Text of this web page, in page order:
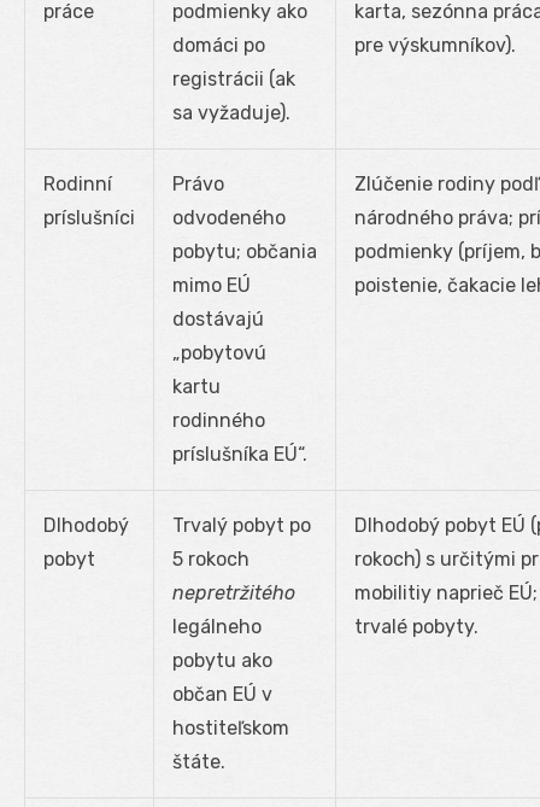
práce
podmienky ako
domáci po
registrácii (ak
sa vyžaduje).
karta, sezónna
pre výskumníkov).
Rodinní
príslušníci
Právo
odvodeného
pobytu; občania
mimo EÚ
dostávajú
„pobytovú
kartu
rodinného
príslušníka EÚ“.
Zlúčenie rodiny
národného práva;
podmienky (príjem,
poistenie, čakacie
Dlhodobý
pobyt
Trvalý pobyt po
5 rokoch
nepretržitého
legálneho
pobytu ako
občan EÚ v
hostiteľskom
štáte.
Dlhodobý pobyt EÚ
rokoch) s určitými
mobilitiy naprieč
trvalé pobyty.